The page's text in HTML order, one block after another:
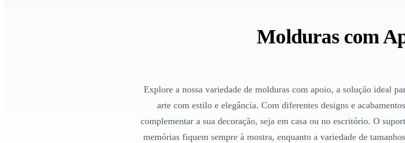
Molduras com
Explore a nossa variedade de molduras com apoio, a solução ideal
arte com estilo e elegância. Com diferentes designs e
complementar a sua decoração, seja em casa ou no escritório. O
memórias fiquem sempre à mostra, enquanto a variedade de